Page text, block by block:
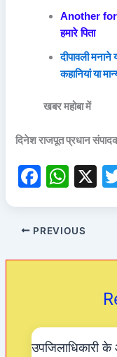
Another
हमारे पिता
दीपावली
कहानियां या
खबर महोबा में
दिनेश राजपूत प्रधान
F
c
e
b
k
W
at
s
A
X
PREVIOUS
उपजिलाधिकारी